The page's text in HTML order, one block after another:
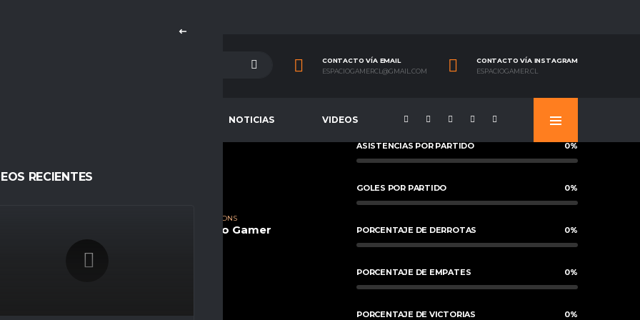
CONTACTO VÍA EMAIL
ESPACIOGAMERCL@GMAIL.COM
CONTACTO VÍA INSTAGRAM
ESPACIOGAMER.CL
NOTICIAS VIDEOS
RECIENTES
FZBASTY1920
COMPETITIONS
Espacio Gamer
Temporada 23
ASISTENCIAS POR PARTIDO 0%
GOLES POR PARTIDO 0%
PORCENTAJE DE DERROTAS 0%
PORCENTAJE DE EMPATES 0%
PORCENTAJE DE VICTORIAS 0%